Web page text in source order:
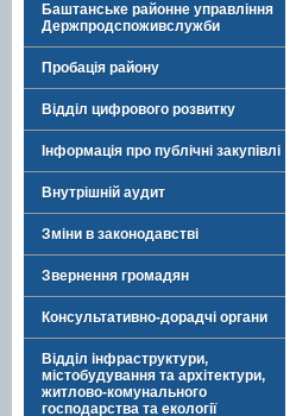
Баштанське районне управління
Держпродспоживслужби
Пробація району
Відділ цифрового розвитку
Інформація про публічні закупівлі
Внутрішній аудит
Зміни в законодавстві
Звернення громадян
Консультативно-дорадчі органи
Відділ інфраструктури,
містобудування та архітектури,
житлово-комунального
господарства та екології